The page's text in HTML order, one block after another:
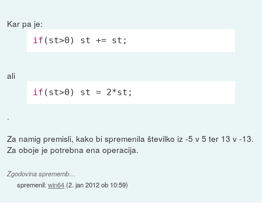
Kar pa je:
if (st>0) st += st;
ali
if (st>0) st = 2*st;
.
Za namig premisli, kako bi spremenila številko iz -5 v 5 ter 13 v -13.
Za oboje je potrebna ena operacija.
Zgodovina sprememb…
spremenil:win64(2. jan 2012 ob 10:59)